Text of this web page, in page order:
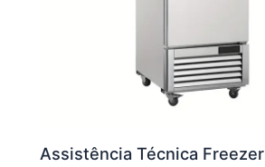
Assistência Técnica Freezer